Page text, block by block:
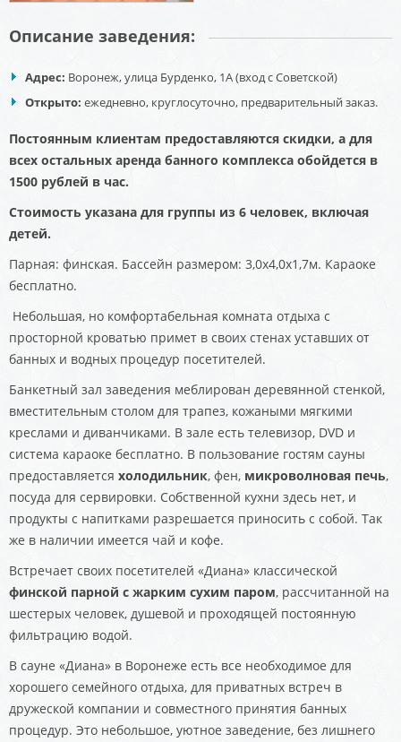
Описание заведения:
Адрес: Воронеж, улица Бурденко, 1А (вход с Советской)
Открыто: ежедневно, круглосуточно, предварительный заказ.
Постоянным клиентам предоставляются скидки, а для
всех остальных аренда банного комплекса обойдется в
1500 рублей в час.
Стоимость указана для группы из 6 человек, включая
детей.
Парная: финская. Бассейн размером: 3,0х4,0х1,7м. Караоке
бесплатно.
Небольшая, но комфортабельная комната отдыха с
просторной кроватью примет в своих стенах уставших от
банных и водных процедур посетителей.
Банкетный зал заведения меблирован деревянной стенкой,
вместительным столом для трапез, кожаными мягкими
креслами и диванчиками. В зале есть телевизор, DVD и
система караоке бесплатно. В пользование гостям сауны
предоставляется холодильник, фен, микроволновая печь,
посуда для сервировки. Собственной кухни здесь нет, и
продукты с напитками разрешается приносить с собой. Так
же в наличии имеется чай и кофе.
Встречает своих посетителей «Диана» классической
финской парной с жарким сухим паром, рассчитанной на
шестерых человек, душевой и проходящей постоянную
фильтрацию водой.
В сауне «Диана» в Воронеже есть все необходимое для
хорошего семейного отдыха, для приватных встреч в
дружеской компании и совместного принятия банных
процедур. Это небольшое, уютное заведение, без лишнего